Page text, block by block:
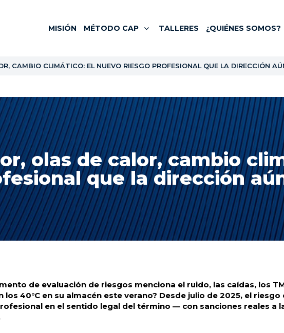
MISIÓN MÉTODO CAP TALLERES ¿QUIÉNES SOMOS?
CAMBIO CLIMÁTICO: EL NUEVO RIESGO PROFESIONAL QUE LA DIRECCIÓN
olas de calor, cambio
que la dirección
de evaluación de riesgos menciona el ruido, las caídas, los
los 40°C en su almacén este verano? Desde julio de 2025, el
en el sentido legal del término — con sanciones reales a